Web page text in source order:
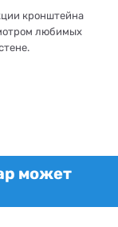
кронштейна
любимых
может